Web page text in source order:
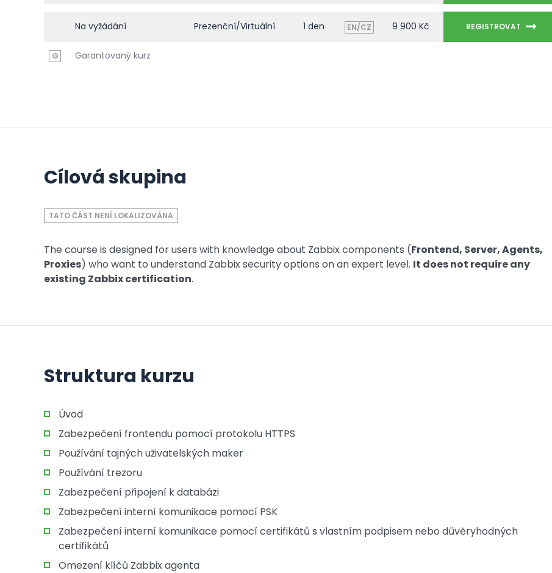
Na vyžádání Prezenční/Virtuální 1 den EN/CZ 9 900 Kč REGISTROVAT
G Garantovaný kurz
Cílová skupina
TATO ČÁST NENÍ LOKALIZOVÁNA
The course is designed for users with knowledge about Zabbix components (Frontend, Server, Agents,
Proxies) who want to understand Zabbix security options on an expert level. It does not require any
existing Zabbix certification.
Struktura kurzu
Úvod
Zabezpečení frontendu pomocí protokolu HTTPS
Používání tajných uživatelských maker
Používání trezoru
Zabezpečení připojení k databázi
Zabezpečení interní komunikace pomocí PSK
Zabezpečení interní komunikace pomocí certifikátů s vlastním podpisem nebo důvěryhodných
certifikátů
Omezení klíčů Zabbix agenta